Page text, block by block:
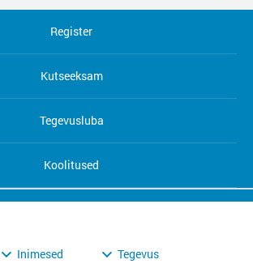
Register
Kutseeksam
Tegevusluba
Koolitused
Inimesed Tegevus